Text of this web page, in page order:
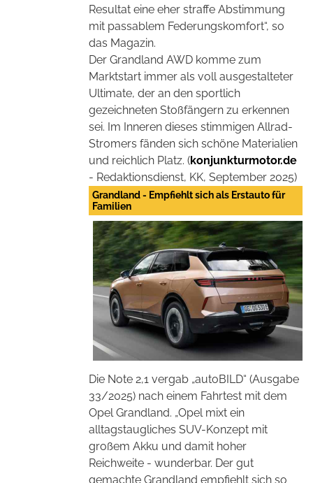
Resultat eine eher straffe Abstimmung
mit passablem Federungskomfort“, so
das Magazin.
Der Grandland AWD komme zum
Marktstart immer als voll ausgestalteter
Ultimate, der an den sportlich
gezeichneten Stoßfängern zu erkennen
sei. Im Inneren dieses stimmigen Allrad-
Stromers fänden sich schöne Materialien
und reichlich Platz. (konjunkturmotor.de
- Redaktionsdienst, KK, September 2025)
Grandland - Empfiehlt sich als Erstauto für
Familien
Die Note 2,1 vergab „autoBILD“ (Ausgabe
33/2025) nach einem Fahrtest mit dem
Opel Grandland. „Opel mixt ein
alltagstaugliches SUV-Konzept mit
großem Akku und damit hoher
Reichweite - wunderbar. Der gut
gemachte Grandland empfiehlt sich so